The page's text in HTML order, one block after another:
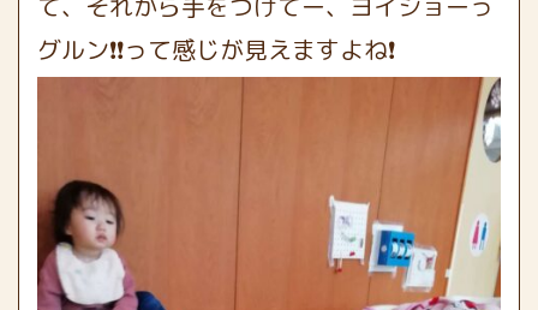
グルン❗❗って感じが見えますよね❗